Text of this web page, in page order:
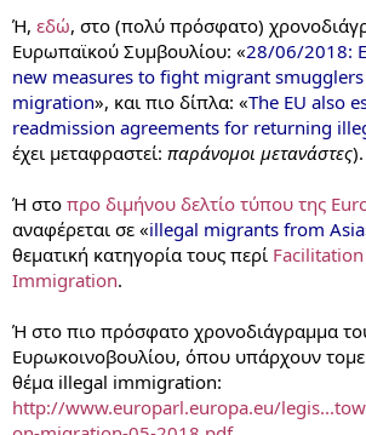
Ή, εδώ, στο (πολύ πρόσφατο)
Ευρωπαϊκού Συμβουλίου: «28/06/2018:
new measures to fight migrant
migration», και πιο δίπλα: «The EU also
readmission agreements for returning
έχει μεταφραστεί: παράνομοι μετανάστες).
Ή στο προ διμήνου δελτίο τύπου της
αναφέρεται σε «illegal migrants from Asia
θεματική κατηγορία τους περί
Immigration.
Ή στο πιο πρόσφατο χρονοδιάγραμμα
Ευρωκοινοβουλίου, όπου υπάρχουν
θέμα illegal immigration:
http://www.europarl.europa.eu/